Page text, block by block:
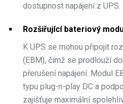
dostupnost napájení z UPS.
Rozšiřující bateriový
K UPS se mohou připojit
(EBM), čímž se prodlouží
přerušení napájení. Modul
typu plug-n-play DC a
zajišťuje maximální